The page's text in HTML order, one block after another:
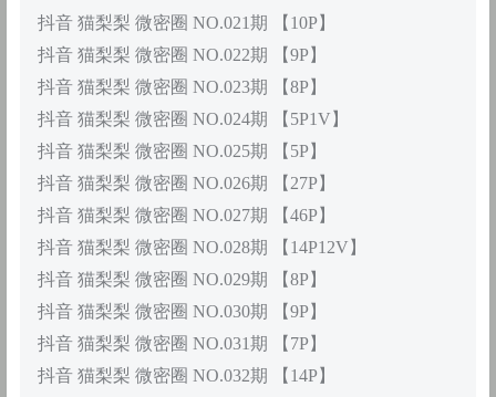
抖音 猫梨梨 微密圈 NO.021期 【10P】
抖音 猫梨梨 微密圈 NO.022期 【9P】
抖音 猫梨梨 微密圈 NO.023期 【8P】
抖音 猫梨梨 微密圈 NO.024期 【5P1V】
抖音 猫梨梨 微密圈 NO.025期 【5P】
抖音 猫梨梨 微密圈 NO.026期 【27P】
抖音 猫梨梨 微密圈 NO.027期 【46P】
抖音 猫梨梨 微密圈 NO.028期 【14P12V】
抖音 猫梨梨 微密圈 NO.029期 【8P】
抖音 猫梨梨 微密圈 NO.030期 【9P】
抖音 猫梨梨 微密圈 NO.031期 【7P】
抖音 猫梨梨 微密圈 NO.032期 【14P】